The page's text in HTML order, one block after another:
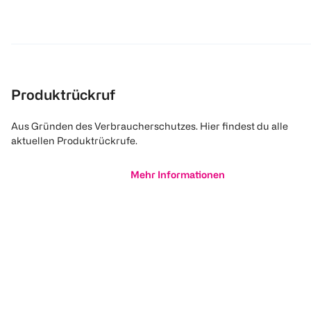
Produktrückruf
Aus Gründen des Verbraucherschutzes. Hier findest du alle
aktuellen Produktrückrufe.
Mehr Informationen